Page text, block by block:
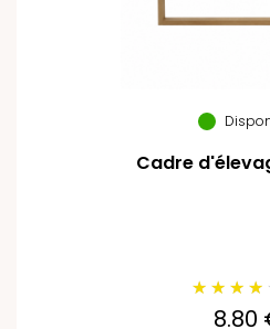
Cadre
8.80